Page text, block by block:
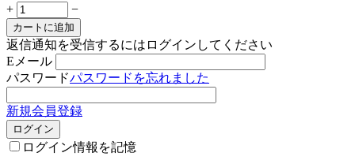
+
−
カートに追加
返信通知を受信するにはログインしてください
Eメール
パスワードパスワードを忘れました
新規会員登録
ログイン
ログイン情報を記憶